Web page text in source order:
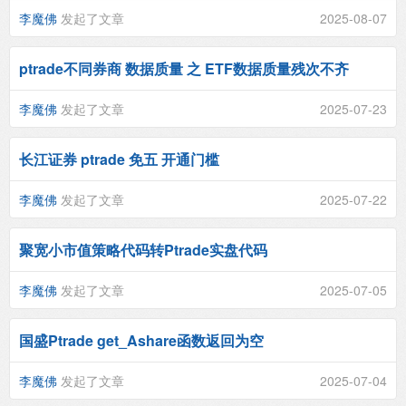
李魔佛 发起了文章 2025-08-07
ptrade不同券商 数据质量 之 ETF数据质量残次不齐
李魔佛 发起了文章 2025-07-23
长江证券 ptrade 免五 开通门槛
李魔佛 发起了文章 2025-07-22
聚宽小市值策略代码转Ptrade实盘代码
李魔佛 发起了文章 2025-07-05
国盛Ptrade get_Ashare函数返回为空
李魔佛 发起了文章 2025-07-04